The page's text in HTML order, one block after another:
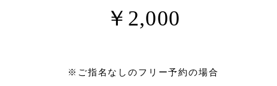
￥2,000
※ご指名なしのフリー予約の場合